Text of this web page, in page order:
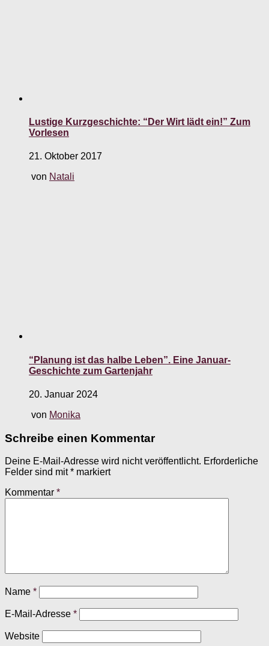
Lustige Kurzgeschichte: “Der Wirt lädt ein!” Zum
Vorlesen
21. Oktober 2017
von Natali
“Planung ist das halbe Leben”. Eine Januar-
Geschichte zum Gartenjahr
20. Januar 2024
von Monika
Schreibe einen Kommentar
Deine E-Mail-Adresse wird nicht veröffentlicht. Erforderliche
Felder sind mit* markiert
Kommentar *
Name *
E-Mail-Adresse *
Website